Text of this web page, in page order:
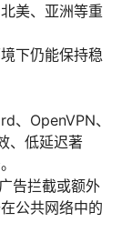
美、亚洲等重
下仍能保持稳
、OpenVPN、
、低延迟著
告拦截或额外
公共网络中的